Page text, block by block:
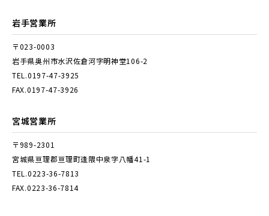
岩手営業所
〒023-0003
岩手県奥州市水沢佐倉河字明神堂106-2
TEL.0197-47-3925
FAX.0197-47-3926
宮城営業所
〒989-2301
宮城県亘理郡亘理町逢隈中泉字八幡41-1
TEL.0223-36-7813
FAX.0223-36-7814